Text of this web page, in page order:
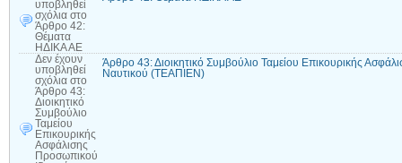
υποβληθεί
σχόλια στο
Άρθρο 42:
Θέματα
ΗΔΙΚΑ ΑΕ
Δεν έχουν
υποβληθεί
σχόλια στο
Άρθρο 43:
Διοικητικό
Συμβούλιο
Ταμείου
Επικουρικής
Ασφάλισης
Προσωπικού
Άρθρο 43: Διοικητικό Συμβούλιο Ταμείου Επικουρικής
Ναυτικού (ΤΕΑΠΙΕΝ)